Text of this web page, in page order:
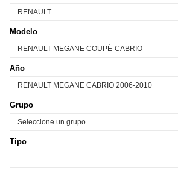
Modelo
Año
Grupo
Tipo